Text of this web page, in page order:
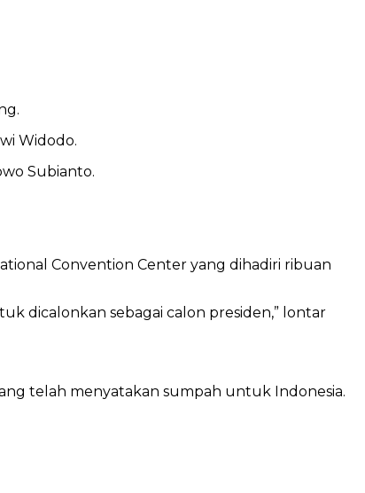
Widodo.
Subianto.
Convention Center yang dihadiri ribuan
dicalonkan sebagai calon presiden,” lontar
telah menyatakan sumpah untuk Indonesia.